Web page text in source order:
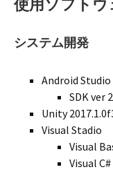
使用ソフトウ
システム開発
Android Studio
SDK ver
Unity
Visual Stadio
Visual
Visual